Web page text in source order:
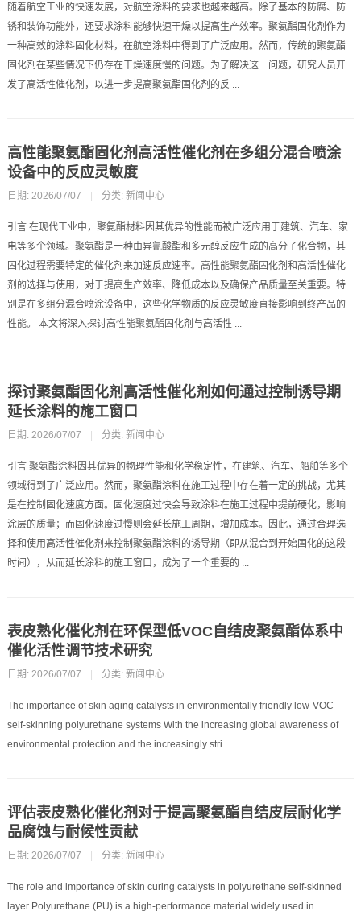
随着航空工业的快速发展，对航空涂料的要求也越来越高。除了基本的防腐、防
锈和装饰功能外，还要求涂料能够快速干燥以提高生产效率。聚氨酯固化剂作为
一种高效的涂料固化材料，在航空涂料中得到了广泛应用。然而，传统的聚氨酯
固化剂在某些情况下仍存在干燥速度慢的问题。为了解决这一问题，研究人员开
发了高活性催化剂，以进一步提高聚氨酯固化剂的反 ...
高性能聚氨酯固化剂高活性催化剂在多组分混合喷涂
设备中的反应灵敏度
日期: 2026/07/07 分类: 新闻中心
引言 在现代工业中，聚氨酯材料因其优异的性能而被广泛应用于建筑、汽车、家
电等多个领域。聚氨酯是一种由异氰酸酯和多元醇反应生成的高分子化合物，其
固化过程需要特定的催化剂来加速反应速率。高性能聚氨酯固化剂和高活性催化
剂的选择与使用，对于提高生产效率、降低成本以及确保产品质量至关重要。特
别是在多组分混合喷涂设备中，这些化学物质的反应灵敏度直接影响到终产品的
性能。 本文将深入探讨高性能聚氨酯固化剂与高活性 ...
探讨聚氨酯固化剂高活性催化剂如何通过控制诱导期
延长涂料的施工窗口
日期: 2026/07/07 分类: 新闻中心
引言 聚氨酯涂料因其优异的物理性能和化学稳定性，在建筑、汽车、船舶等多个
领域得到了广泛应用。然而，聚氨酯涂料在施工过程中存在着一定的挑战，尤其
是在控制固化速度方面。固化速度过快会导致涂料在施工过程中提前硬化，影响
涂层的质量；而固化速度过慢则会延长施工周期，增加成本。因此，通过合理选
择和使用高活性催化剂来控制聚氨酯涂料的诱导期（即从混合到开始固化的这段
时间），从而延长涂料的施工窗口，成为了一个重要的 ...
表皮熟化催化剂在环保型低VOC自结皮聚氨酯体系中
催化活性调节技术研究
日期: 2026/07/07 分类: 新闻中心
The importance of skin aging catalysts in environmentally friendly low-VOC
self-skinning polyurethane systems With the increasing global awareness of
environmental protection and the increasingly stri ...
评估表皮熟化催化剂对于提高聚氨酯自结皮层耐化学
品腐蚀与耐候性贡献
日期: 2026/07/07 分类: 新闻中心
The role and importance of skin curing catalysts in polyurethane self-skinned
layer Polyurethane (PU) is a high-performance material widely used in